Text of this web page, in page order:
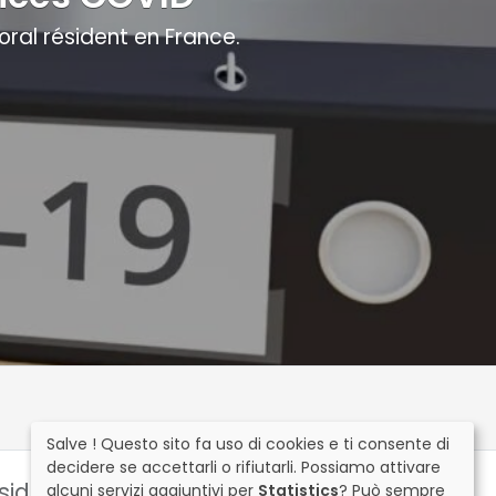
résident en France.
Salve ! Questo sito fa uso di cookies e ti consente di
decidere se accettarli o rifiutarli. Possiamo attivare
alcuni servizi aggiuntivi per Statistics? Può sempre